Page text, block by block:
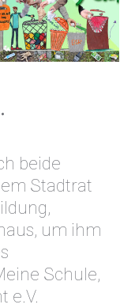
beide
Stadtrat
um ihm
Schule,
e.V.